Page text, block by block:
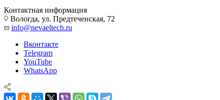
Контактная информация
Вологда, ул. Предтеченская, 72
info@nevaeltech.ru
Вконтакте
Telegram
YouTube
WhatsApp